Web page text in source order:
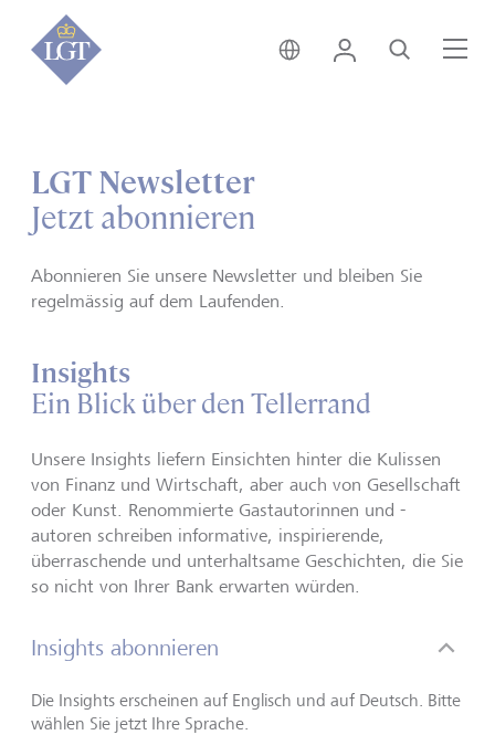
Global • Deutsch
Login Suche
LGT Newsletter
Jetzt abonnieren
Abonnieren Sie unsere Newsletter und bleiben Sie
regelmässig auf dem Laufenden.
Insights
Ein Blick über den Tellerrand
Unsere Insights liefern Einsichten hinter die Kulissen
von Finanz und Wirtschaft, aber auch von Gesellschaft
oder Kunst. Renommierte Gastautorinnen und -
autoren schreiben informative, inspirierende,
überraschende und unterhaltsame Geschichten, die Sie
so nicht von Ihrer Bank erwarten würden.
Insights abonnieren
Die Insights erscheinen auf Englisch und auf Deutsch. Bitte
wählen Sie jetzt Ihre Sprache.